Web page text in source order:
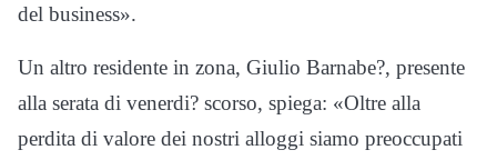
del business».
Un altro residente in zona, Giulio Barnabe?, presente
alla serata di venerdi? scorso, spiega: «Oltre alla
perdita di valore dei nostri alloggi siamo preoccupati